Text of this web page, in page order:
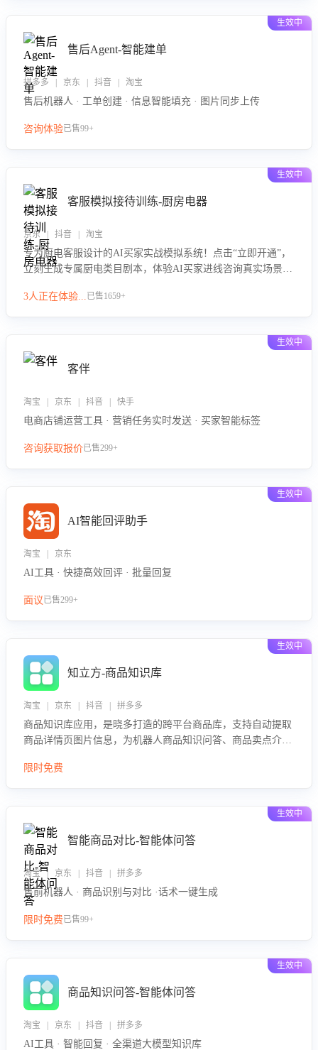
生效中
售后Agent-智能建单
拼多多 | 京东 | 抖音 | 淘宝
售后机器人 · 工单创建 · 信息智能填充 · 图片同步上传
咨询体验已售99+
生效中
客服模拟接待训练-厨房电器
京东 | 抖音 | 淘宝
专为厨电客服设计的AI买家实战模拟系统！点击“立即开通”，
立刻生成专属厨电类目剧本，体验AI买家进线咨询真实场景训
技巧！
3人正在体验...已售1659+
生效中
客伴
淘宝 | 京东 | 抖音 | 快手
电商店铺运营工具 · 营销任务实时发送 · 买家智能标签
咨询获取报价已售299+
生效中
AI智能回评助手
淘宝 | 京东
AI工具 · 快捷高效回评 · 批量回复
面议已售299+
生效中
知立方-商品知识库
淘宝 | 京东 | 抖音 | 拼多多
商品知识库应用，是晓多打造的跨平台商品库，支持自动提取
商品详情页图片信息，为机器人商品知识问答、商品卖点介绍
限时免费
生效中
智能商品对比-智能体问答
淘宝 | 京东 | 抖音 | 拼多多
售前机器人 · 商品识别与对比 ·话术一键生成
限时免费已售99+
生效中
商品知识问答-智能体问答
淘宝 | 京东 | 抖音 | 拼多多
AI工具 · 智能回复 · 全渠道大模型知识库